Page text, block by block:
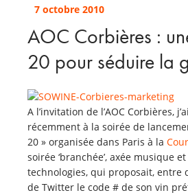
7 octobre 2010
AOC Corbières :
20 pour séduire la
A l’invitation de l’AOC Corbières,
récemment à la soirée de
20 » organisée dans Paris à la
soirée ‘branchée’, axée musique
technologies, qui proposait, entre
de Twitter le code # de son vin